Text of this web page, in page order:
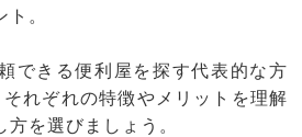
。
できる便利屋を探す代表的な方
れぞれの特徴やメリットを理解
を選びましょう。